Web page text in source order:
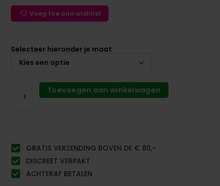
Voeg toe aan wishlist
Selecteer hieronder je maat
Toevoegen aan winkelwagen
GRATIS VERZENDING BOVEN DE € 80,-
DISCREET VERPAKT
ACHTERAF BETALEN